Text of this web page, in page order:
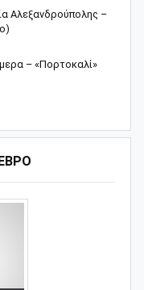
Αλεξανδρούπολης –
– «Πορτοκαλί»